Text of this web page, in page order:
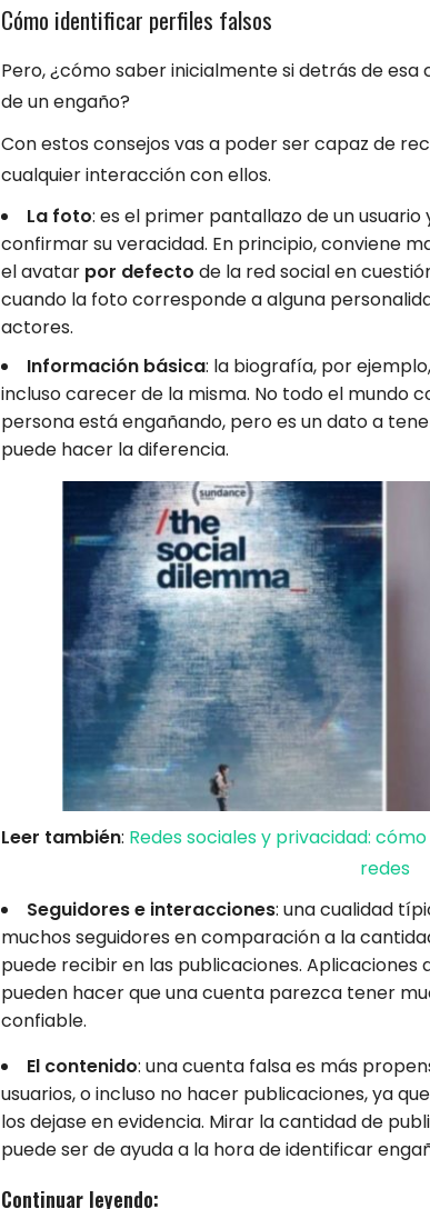
Cómo identificar perfiles falsos
Pero, ¿cómo saber inicialmente si detrás de
de un engaño?
Con estos consejos vas a poder ser capaz de
cualquier interacción con ellos.
La foto: es el primer pantallazo de un
confirmar su veracidad. En principio, conviene
el avatar por defecto de la red social en
cuando la foto corresponde a alguna
actores.
Información básica: la biografía, por
incluso carecer de la misma. No todo el mundo
persona está engañando, pero es un dato a
puede hacer la diferencia.
Leer también: Redes sociales y privacidad:
redes
Seguidores e interacciones: una cualidad
muchos seguidores en comparación a la
puede recibir en las publicaciones. Aplicaciones
pueden hacer que una cuenta parezca tener
confiable.
El contenido: una cuenta falsa es más
usuarios, o incluso no hacer publicaciones, ya
los dejase en evidencia. Mirar la cantidad de
puede ser de ayuda a la hora de identificar
Continuar leyendo: